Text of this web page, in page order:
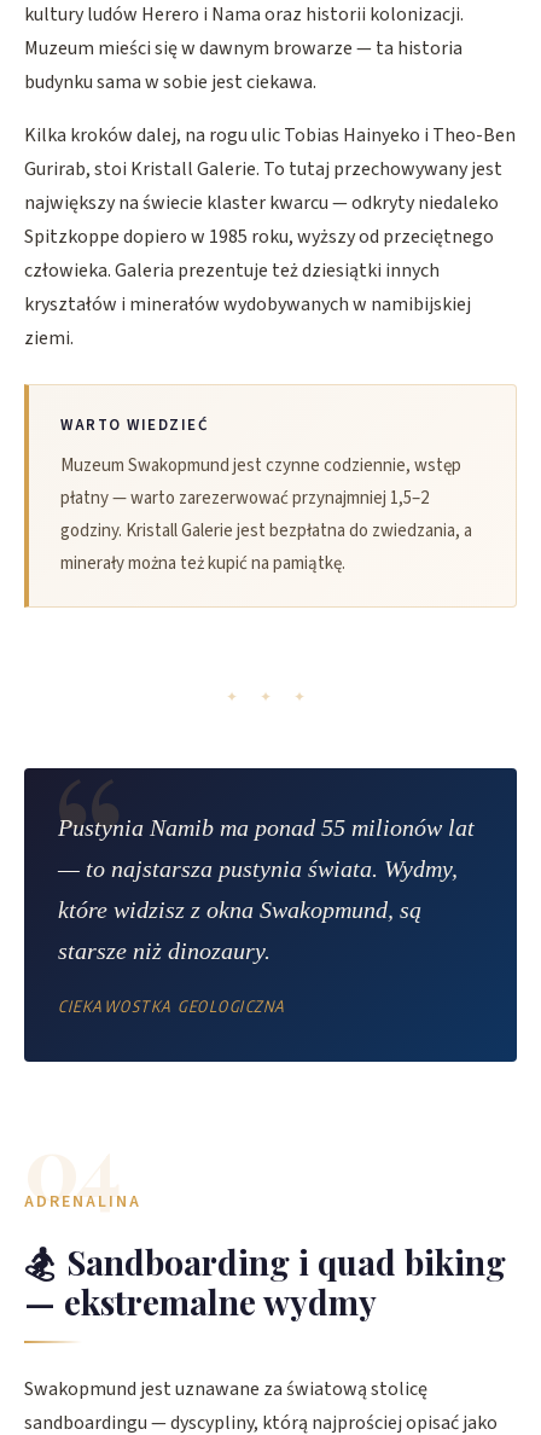
kultury ludów Herero i Nama oraz historii kolonizacji.
Muzeum mieści się w dawnym browarze — ta historia
budynku sama w sobie jest ciekawa.
Kilka kroków dalej, na rogu ulic Tobias Hainyeko i Theo-Ben
Gurirab, stoi Kristall Galerie. To tutaj przechowywany jest
największy na świecie klaster kwarcu — odkryty niedaleko
Spitzkoppe dopiero w 1985 roku, wyższy od przeciętnego
człowieka. Galeria prezentuje też dziesiątki innych
kryształów i minerałów wydobywanych w namibijskiej
ziemi.
WARTO WIEDZIEĆ
Muzeum Swakopmund jest czynne codziennie, wstęp
płatny — warto zarezerwować przynajmniej 1,5–2
godziny. Kristall Galerie jest bezpłatna do zwiedzania, a
minerały można też kupić na pamiątkę.
✦ ✦ ✦
Pustynia Namib ma ponad 55 milionów lat
— to najstarsza pustynia świata. Wydmy,
które widzisz z okna Swakopmund, są
starsze niż dinozaury.
CIEKAWOSTKA GEOLOGICZNA
04
ADRENALINA
🏂 Sandboarding i quad biking
— ekstremalne wydmy
Swakopmund jest uznawane za światową stolicę
sandboardingu — dyscypliny, którą najprościej opisać jako